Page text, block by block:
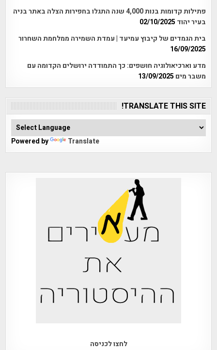
פתילות קדומות בנות 4,000 שנה התגלו בחפירות הצלה באתר בניה
בעיר יהוד 02/10/2025
בית הגמדים של קיבוץ עמיעד | עמדת השמירה ממלחמת השחרור
16/09/2025
מדע וארכיאולוגיה חושפים: כך התמודדה ירושלים הקדומה עם
משבר מים 13/09/2025
TRANSLATE THIS SITE!
Powered by Translate
לחצו לכניסה